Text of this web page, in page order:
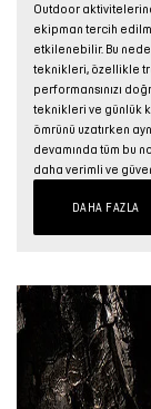
Outdoor
ekipman tercih
etkilenebilir. Bu
teknikleri, özellikle
performansınızı
teknikleri ve günlük
ömrünü uzatırken
devamında tüm bu
daha verimli ve
DAHA FAZLA